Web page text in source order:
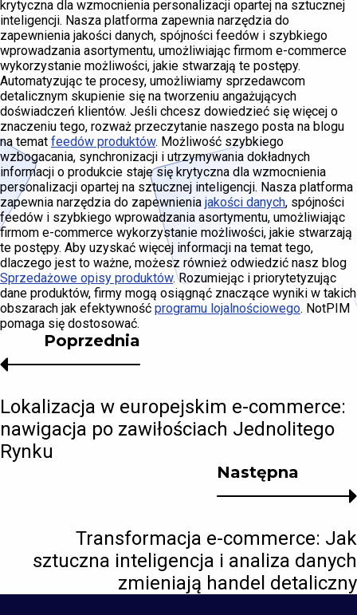
krytyczna dla wzmocnienia personalizacji opartej na sztucznej
inteligencji. Nasza platforma zapewnia narzędzia do
zapewnienia jakości danych, spójności feedów i szybkiego
wprowadzania asortymentu, umożliwiając firmom e-commerce
wykorzystanie możliwości, jakie stwarzają te postępy.
Automatyzując te procesy, umożliwiamy sprzedawcom
detalicznym skupienie się na tworzeniu angażujących
doświadczeń klientów. Jeśli chcesz dowiedzieć się więcej o
znaczeniu tego, rozważ przeczytanie naszego posta na blogu
na temat feedów produktów. Możliwość szybkiego
wzbogacania, synchronizacji i utrzymywania dokładnych
informacji o produkcie staje się krytyczna dla wzmocnienia
personalizacji opartej na sztucznej inteligencji. Nasza platforma
zapewnia narzędzia do zapewnienia jakości danych, spójności
feedów i szybkiego wprowadzania asortymentu, umożliwiając
firmom e-commerce wykorzystanie możliwości, jakie stwarzają
te postępy. Aby uzyskać więcej informacji na temat tego,
dlaczego jest to ważne, możesz również odwiedzić nasz blog
Sprzedażowe opisy produktów. Rozumiejąc i priorytetyzując
dane produktów, firmy mogą osiągnąć znaczące wyniki w takich
obszarach jak efektywność programu lojalnościowego. NotPIM
pomaga się dostosować.
Następna
Transformacja e-commerce: Jak
sztuczna inteligencja i analiza danych
zmieniają handel detaliczny
Poprzednia
Lokalizacja w europejskim e-commerce:
nawigacja po zawiłościach Jednolitego
Rynku